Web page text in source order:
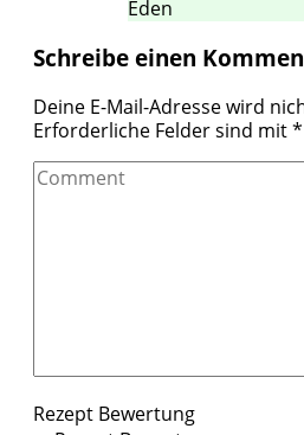
Eden
Schreibe einen
Deine E-Mail-Adresse wird
Erforderliche Felder sind mit*
Comment
Rezept Bewertung